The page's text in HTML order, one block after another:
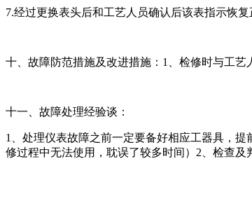
7.经过更换表头后和工艺人员确认后该表指示恢复
十、故障防范措施及改进措施：1、检修时与工
十一、故障处理经验谈：
1、处理仪表故障之前一定要备好相应工器具，
修过程中无法使用，耽误了较多时间）2、检查及